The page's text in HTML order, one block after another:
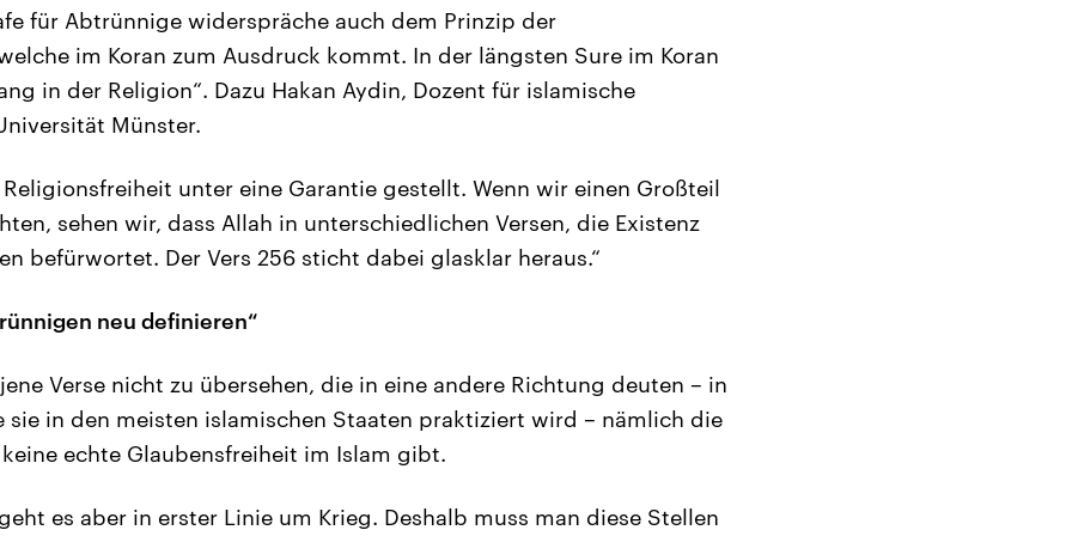
für Abtrünnige widerspräche auch dem Prinzip der
im Koran zum Ausdruck kommt. In der längsten Sure im Koran
in der Religion“. Dazu Hakan Aydin, Dozent für islamische
Münster.
unter eine Garantie gestellt. Wenn wir einen Großteil
sehen wir, dass Allah in unterschiedlichen Versen, die Existenz
befürwortet. Der Vers 256 sticht dabei glasklar heraus.“
neu definieren“
Verse nicht zu übersehen, die in eine andere Richtung deuten – in
sie in den meisten islamischen Staaten praktiziert wird – nämlich die
echte Glaubensfreiheit im Islam gibt.
es aber in erster Linie um Krieg. Deshalb muss man diese Stellen